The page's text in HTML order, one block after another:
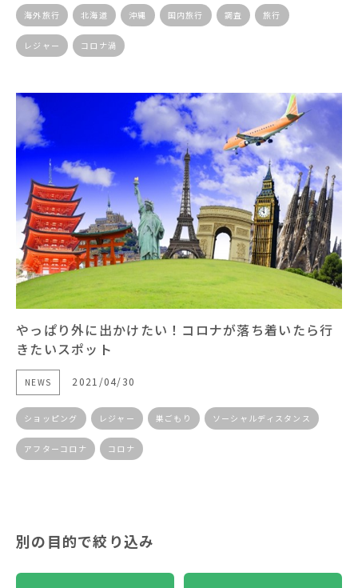
海外旅行 北海道 沖縄 国内旅行 調査 旅行
レジャー コロナ渦
やっぱり外に出かけたい！コロナが落ち着いたら行
きたいスポット
NEWS 2021/04/30
ショッピング レジャー 巣ごもり ソーシャルディスタンス
アフターコロナ コロナ
別の目的で絞り込み